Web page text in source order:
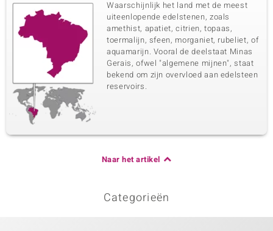
Waarschijnlijk het land met de meest
uiteenlopende edelstenen, zoals
amethist, apatiet, citrien, topaas,
toermalijn, sfeen, morganiet, rubeliet, of
aquamarijn. Vooral de deelstaat Minas
Gerais, ofwel "algemene mijnen", staat
bekend om zijn overvloed aan edelsteen
reservoirs.
Naar het artikel
Categorieën